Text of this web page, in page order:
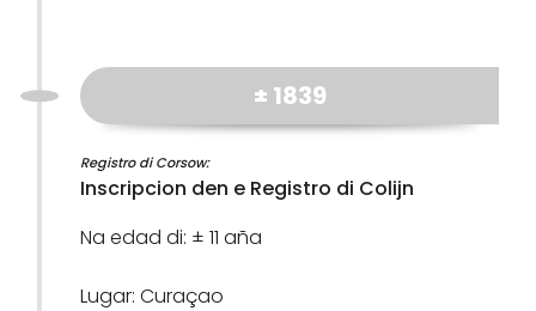
± 1839
Registro di Corsow:
Inscripcion den e Registro di Colijn
Na edad di: ± 11 aña
Lugar: Curaçao